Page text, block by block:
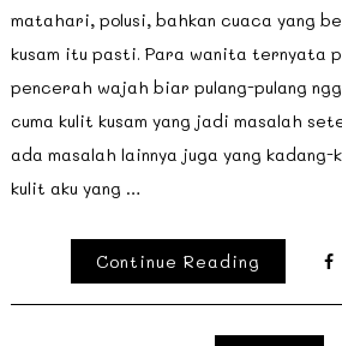
matahari, polusi, bahkan cuaca yang
kusam itu pasti. Para wanita ternyata
pencerah wajah biar pulang-pulang
cuma kulit kusam yang jadi masalah
ada masalah lainnya juga yang kadang-
kulit aku yang …
Continue Reading